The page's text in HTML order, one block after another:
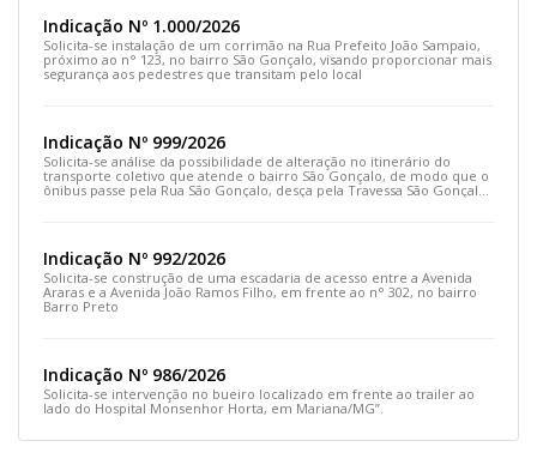
Indicação Nº 1.000/2026
Solicita-se instalação de um corrimão na Rua Prefeito João Sampaio,
próximo ao n° 123, no bairro São Gonçalo, visando proporcionar mais
segurança aos pedestres que transitam pelo local
Indicação Nº 999/2026
Solicita-se análise da possibilidade de alteração no itinerário do
transporte coletivo que atende o bairro São Gonçalo, de modo que o
ônibus passe pela Rua São Gonçalo, desça pela Travessa São Gonçalo
e siga pela Rua Prefeito João Sampaio
Indicação Nº 992/2026
Solicita-se construção de uma escadaria de acesso entre a Avenida
Araras e a Avenida João Ramos Filho, em frente ao n° 302, no bairro
Barro Preto
Indicação Nº 986/2026
Solicita-se intervenção no bueiro localizado em frente ao trailer ao
lado do Hospital Monsenhor Horta, em Mariana/MG”.